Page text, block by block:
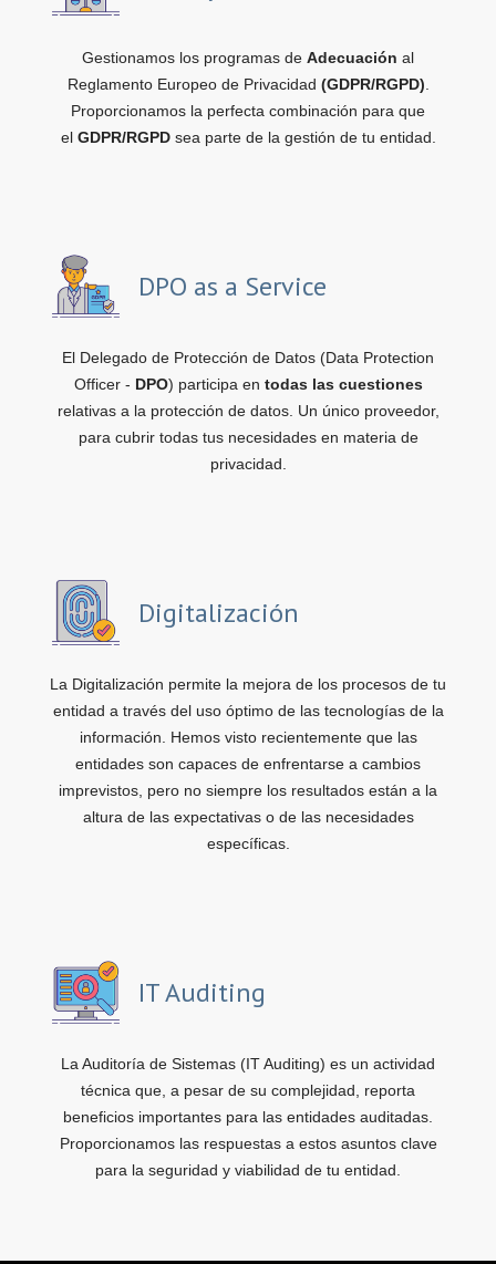
Gestionamos los programas de Adecuación al
Reglamento Europeo de Privacidad (GDPR/RGPD)
Proporcionamos la perfecta combinación para que
el GDPR/RGPDsea parte de la gestión de tu entidad.
DPO as a Service
El Delegado de Protección de Datos (Data Protection
Officer - DPO) participa en todas las cuestiones
relativas a la protección de datos. Un único proveedor,
para cubrir todas tus necesidades en materia de
privacidad.
Digitalización
La Digitalización permite la mejora de los procesos de tu
entidad a través del uso óptimo de las tecnologías de la
información. Hemos visto recientemente que las
entidades son capaces de enfrentarse a cambios
imprevistos, pero no siempre los resultados están a la
altura de las expectativas o de las necesidades
específicas.
IT Auditing
La Auditoría de Sistemas (IT Auditing) es un actividad
técnica que, a pesar de su complejidad, reporta
beneficios importantes para las entidades auditadas.
Proporcionamos las respuestas a estos asuntos clave
para la seguridad y viabilidad de tu entidad.